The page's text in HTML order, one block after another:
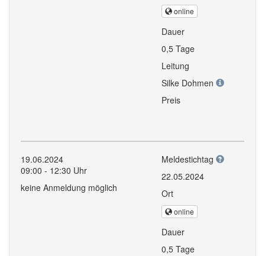
online
Dauer
0,5 Tage
Leitung
Silke Dohmen
Preis
19.06.2024
09:00 - 12:30 Uhr
keine Anmeldung möglich
Meldestichtag
22.05.2024
Ort
online
Dauer
0,5 Tage